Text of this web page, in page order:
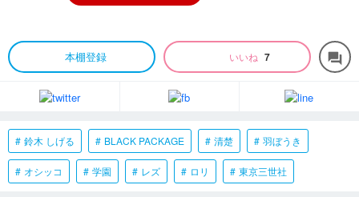
本棚登録 いいね 7 forum
鈴木 しげる BLACK PACKAGE 清楚 羽ぼうき
オシッコ 学園 レズ ロリ 東京三世社